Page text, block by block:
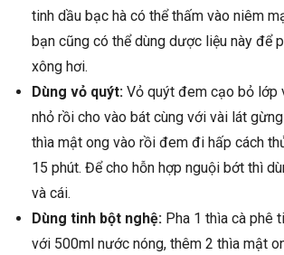
tinh dầu bạc hà có thể thấm vào niêm
bạn cũng có thể dùng dược liệu này để
xông hơi.
Dùng vỏ quýt: Vỏ quýt đem cạo bỏ lớp
nhỏ rồi cho vào bát cùng với vài lát
thìa mật ong vào rồi đem đi hấp cách
15 phút. Để cho hỗn hợp nguội bớt thì
và cái.
Dùng tinh bột nghệ: Pha 1 thìa cà phê
với 500ml nước nóng, thêm 2 thìa mật